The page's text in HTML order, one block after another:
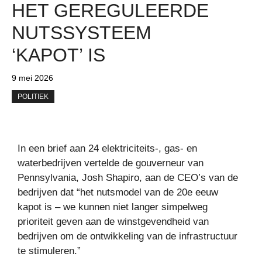
HET GEREGULEERDE
NUTSSYSTEEM
‘KAPOT’ IS
9 mei 2026
POLITIEK
In een brief aan 24 elektriciteits-, gas- en
waterbedrijven vertelde de gouverneur van
Pennsylvania, Josh Shapiro, aan de CEO’s van de
bedrijven dat “het nutsmodel van de 20e eeuw
kapot is – we kunnen niet langer simpelweg
prioriteit geven aan de winstgevendheid van
bedrijven om de ontwikkeling van de infrastructuur
te stimuleren.”